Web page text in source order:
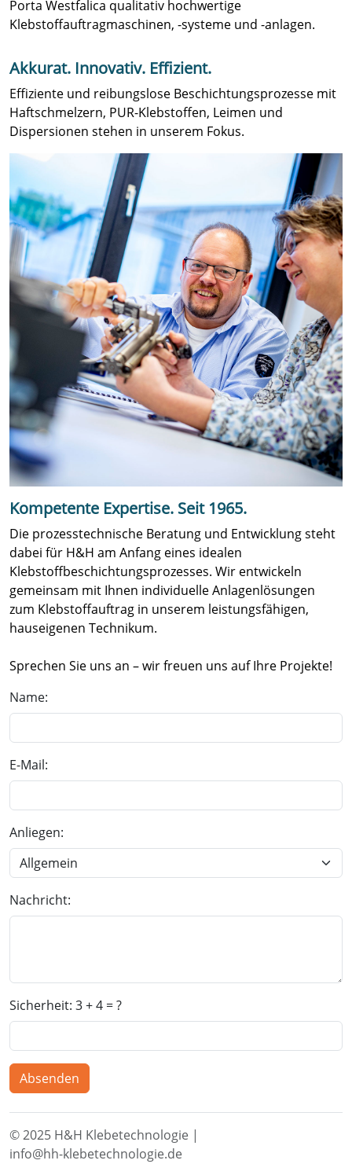
Porta Westfalica qualitativ hochwertige
Klebstoffauftragmaschinen, -systeme und -anlagen.
Akkurat. Innovativ. Effizient.
Effiziente und reibungslose Beschichtungsprozesse mit
Haftschmelzern, PUR-Klebstoffen, Leimen und
Dispersionen stehen in unserem Fokus.
Kompetente Expertise. Seit 1965.
Die prozesstechnische Beratung und Entwicklung steht
dabei für H&H am Anfang eines idealen
Klebstoffbeschichtungsprozesses. Wir entwickeln
gemeinsam mit Ihnen individuelle Anlagenlösungen
zum Klebstoffauftrag in unserem leistungsfähigen,
hauseigenen Technikum.
Sprechen Sie uns an – wir freuen uns auf Ihre Projekte!
Name:
E-Mail:
Anliegen:
Nachricht:
Sicherheit: 3 + 4 = ?
Absenden
© 2025 H&H Klebetechnologie |
info@hh⁠-⁠klebetechnologie.de